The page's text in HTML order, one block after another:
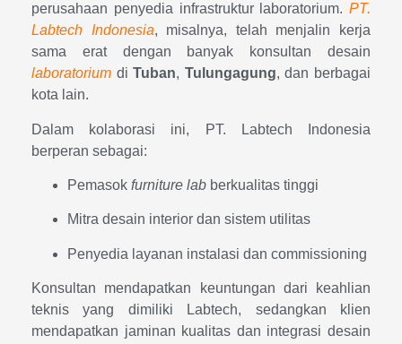
perusahaan penyedia infrastruktur laboratorium. PT.
Labtech Indonesia, misalnya, telah menjalin kerja
sama erat dengan banyak konsultan desain
laboratorium diTuban, Tulungagung, dan berbagai
kota lain.
Dalam kolaborasi ini, PT. Labtech Indonesia
berperan sebagai:
Pemasok furniture lab berkualitas tinggi
Mitra desain interior dan sistem utilitas
Penyedia layanan instalasi dan commissioning
Konsultan mendapatkan keuntungan dari keahlian
teknis yang dimiliki Labtech, sedangkan klien
mendapatkan jaminan kualitas dan integrasi desain